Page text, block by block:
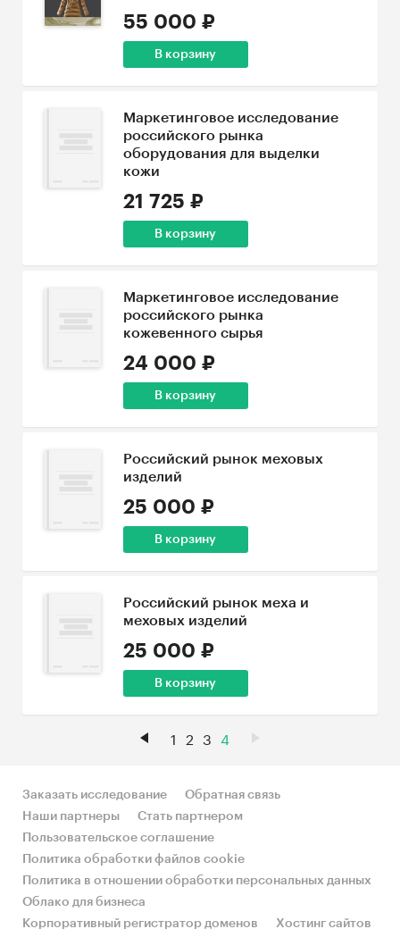
55 000 ₽
В корзину
Маркетинговое исследование
российского рынка
оборудования для выделки
кожи
21 725 ₽
В корзину
Маркетинговое исследование
российского рынка
кожевенного сырья
24 000 ₽
В корзину
Российский рынок меховых
изделий
25 000 ₽
В корзину
Российский рынок меха и
меховых изделий
25 000 ₽
В корзину
1 2 3 4
Заказать исследование
Обратная связь
Наши партнеры
Стать партнером
Пользовательское соглашение
Политика обработки файлов cookie
Политика в отношении обработки персональных данных
Облако для бизнеса
Корпоративный регистратор доменов
Хостинг сайтов